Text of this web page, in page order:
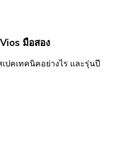
มือสอง
ปคเทคนิคอย่างไร และรุ่นปี